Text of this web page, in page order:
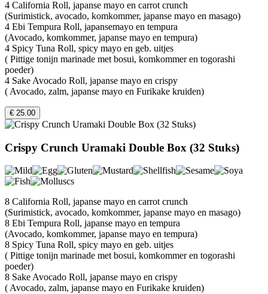
4 California Roll, japanse mayo en carrot crunch
(Surimistick, avocado, komkommer, japanse mayo en masago)
4 Ebi Tempura Roll, japansemayo en tempura
(Avocado, komkommer, japanse mayo en tempura)
4 Spicy Tuna Roll, spicy mayo en geb. uitjes
( Pittige tonijn marinade met bosui, komkommer en togorashi
poeder)
4 Sake Avocado Roll, japanse mayo en crispy
( Avocado, zalm, japanse mayo en Furikake kruiden)
€ 25.00
Crispy Crunch Uramaki Double Box (32 Stuks)
8 California Roll, japanse mayo en carrot crunch
(Surimistick, avocado, komkommer, japanse mayo en masago)
8 Ebi Tempura Roll, japanse mayo en tempura
(Avocado, komkommer, japanse mayo en tempura)
8 Spicy Tuna Roll, spicy mayo en geb. uitjes
( Pittige tonijn marinade met bosui, komkommer en togorashi
poeder)
8 Sake Avocado Roll, japanse mayo en crispy
( Avocado, zalm, japanse mayo en Furikake kruiden)